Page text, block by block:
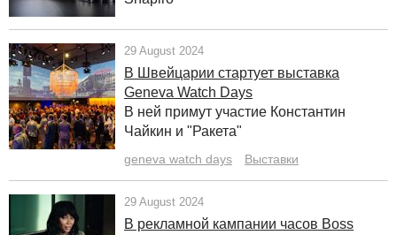
29 August 2024
В Швейцарии стартует выставка
Geneva Watch Days
В ней примут участие Константин
Чайкин и "Ракета"
geneva watch days Выставки
29 August 2024
В рекламной кампании часов Boss